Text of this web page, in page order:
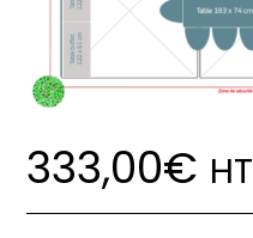
333,00€ HT